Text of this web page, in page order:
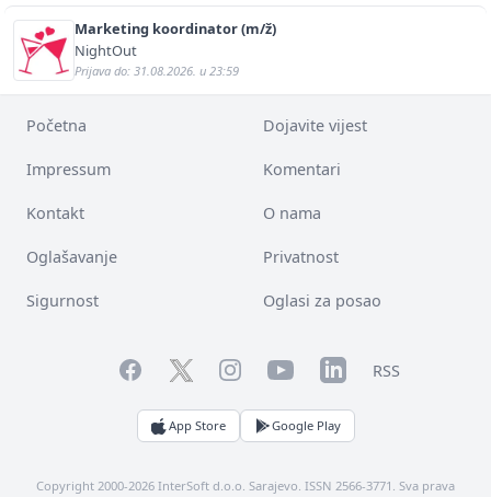
Marketing koordinator (m/ž)
NightOut
Prijava do: 31.08.2026. u 23:59
Početna Dojavite vijest
Impressum Komentari
Kontakt O nama
Oglašavanje Privatnost
Sigurnost Oglasi za posao
FacebookTwitterInstagramYouTubeLinkedInRSS
App Store Google Play
Copyright 2000-2026 InterSoft d.o.o. Sarajevo. ISSN 2566-3771. Sva prava